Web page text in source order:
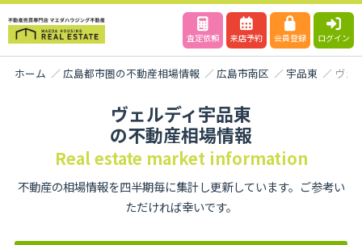
査定依頼 来店予約 会員登録 ログイン
ホーム 広島都市圏の不動産相場情報 広島市南区 宇品東 ヴェ
ヴェルディ宇品東
の不動産相場情報
Real estate market information
不動産の相場情報を四半期毎に集計し更新しています。ご参考い
ただければ幸いです。